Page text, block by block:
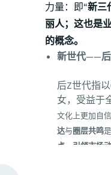
力量：即“新三
丽人；这也是
的概念。
新世代——
后Z世代指
女，受益于
文化上更加自
达与圈层共鸣
点、引领市场